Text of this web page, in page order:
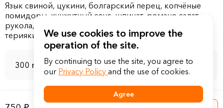
Язык свиной, цукини, болгарский перец, копчёные
помидоры, кунжутный соус, шпинат, романо салат,
рукола, капуста брокколи, дайкон, морковь, соус
300 г
We use cookies to improve the
operation of the site.
By continuing to use the site, you agree to
our Privacy Policy and the use of cookies.
Agree